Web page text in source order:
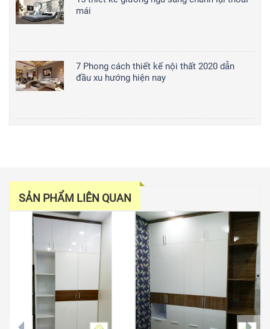
mái
7 Phong cách thiết kế nội thất 2020 dẫn
đầu xu hướng hiện nay
SẢN PHẨM LIÊN QUAN
prev next